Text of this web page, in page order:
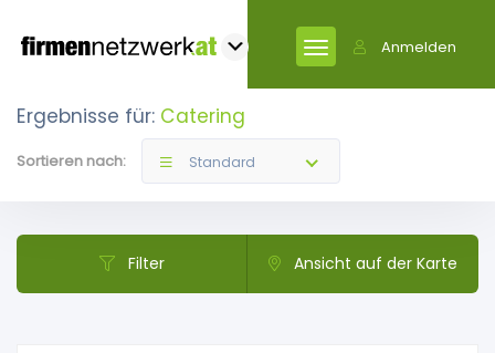
Anmelden
Ergebnisse für: Catering
Sortieren nach: Standard
Filter Ansicht auf der Karte